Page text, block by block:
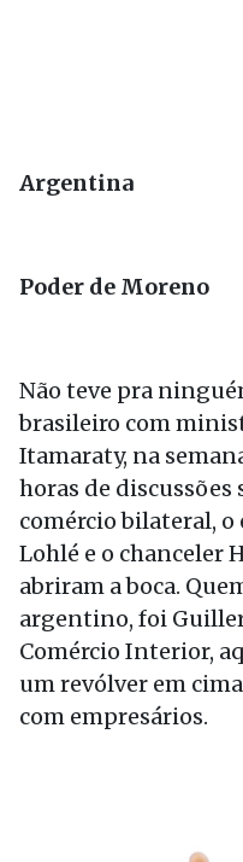
Argentina
Poder de Moreno
Não teve pra
brasileiro com
Itamaraty, na
horas de discussões
comércio bilateral, o
Lohlé e o chanceler
abriram a boca.
argentino, foi
Comércio Interior,
um revólver em
com empresários.